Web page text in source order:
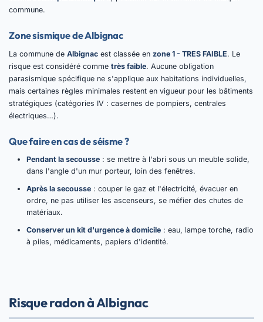
commune.
Zone sismique de Albignac
La commune de Albignac est classée en zone 1 - TRES FAIBLE. Le
risque est considéré comme très faible. Aucune obligation
parasismique spécifique ne s'applique aux habitations individuelles,
mais certaines règles minimales restent en vigueur pour les bâtiments
stratégiques (catégories IV : casernes de pompiers, centrales
électriques…).
Que faire en cas de séisme ?
Pendant la secousse : se mettre à l'abri sous un meuble solide,
dans l'angle d'un mur porteur, loin des fenêtres.
Après la secousse : couper le gaz et l'électricité, évacuer en
ordre, ne pas utiliser les ascenseurs, se méfier des chutes de
matériaux.
Conserver un kit d'urgence à domicile : eau, lampe torche, radio
à piles, médicaments, papiers d'identité.
Risque radon à Albignac